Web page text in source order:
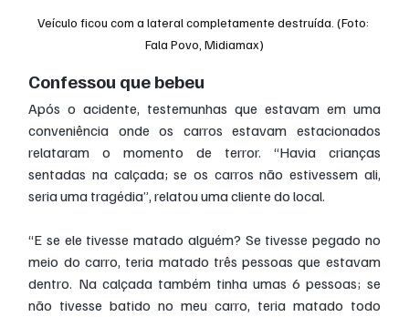
Veículo ficou com a lateral completamente destruída. (Foto:
Fala Povo, Midiamax)
Confessou que bebeu
Após o acidente, testemunhas que estavam em uma
conveniência onde os carros estavam estacionados
relataram o momento de terror. “Havia crianças
sentadas na calçada; se os carros não estivessem ali,
seria uma tragédia”, relatou uma cliente do local.
“E se ele tivesse matado alguém? Se tivesse pegado no
meio do carro, teria matado três pessoas que estavam
dentro. Na calçada também tinha umas 6 pessoas; se
não tivesse batido no meu carro, teria matado todo